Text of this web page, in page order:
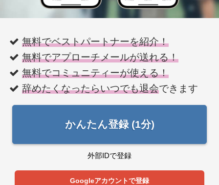
無料でベストパートナーを紹介！
無料でアプローチメールが送れる！
無料でコミュニティーが使える！
辞めたくなったらいつでも退会できます
かんたん登録 (1分)
外部IDで登録
Googleアカウントで登録